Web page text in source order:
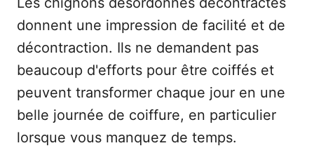
donnent une impression de facilité et de
décontraction. Ils ne demandent pas
beaucoup d'efforts pour être coiffés et
peuvent transformer chaque jour en une
belle journée de coiffure, en particulier
lorsque vous manquez de temps.